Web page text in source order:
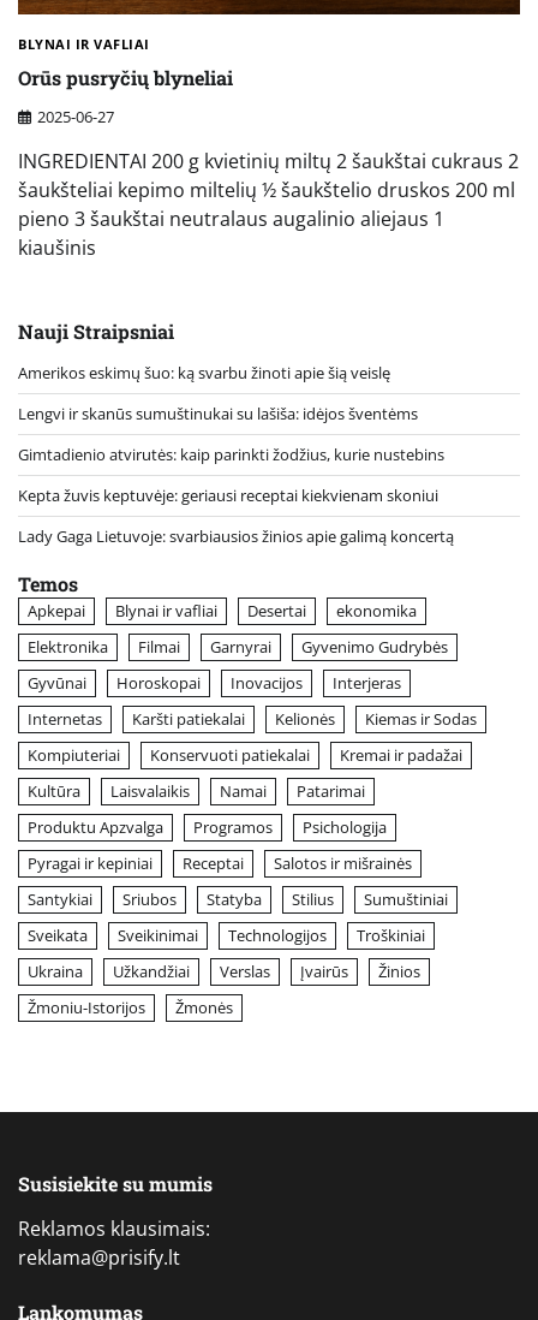
BLYNAI IR VAFLIAI
Orūs pusryčių blyneliai
2025-06-27
INGREDIENTAI 200 g kvietinių miltų 2 šaukštai cukraus 2
šaukšteliai kepimo miltelių ½ šaukštelio druskos 200 ml
pieno 3 šaukštai neutralaus augalinio aliejaus 1
kiaušinis
Nauji Straipsniai
Amerikos eskimų šuo: ką svarbu žinoti apie šią veislę
Lengvi ir skanūs sumuštinukai su lašiša: idėjos šventėms
Gimtadienio atvirutės: kaip parinkti žodžius, kurie nustebins
Kepta žuvis keptuvėje: geriausi receptai kiekvienam skoniui
Lady Gaga Lietuvoje: svarbiausios žinios apie galimą koncertą
Temos
Apkepai Blynai ir vafliai Desertai
ekonomika
Elektronika
Filmai Garnyrai
Gyvenimo Gudrybės
Gyvūnai
Horoskopai Inovacijos
Interjeras
Internetas
Karšti patiekalai Kelionės
Kiemas ir Sodas
Kompiuteriai
Konservuoti patiekalai
Kremai ir padažai
Kultūra
Laisvalaikis Namai
Patarimai
Produktu Apzvalga
Programos
Psichologija
Pyragai ir kepiniai
Receptai
Salotos ir mišrainės
Santykiai
Sriubos Statyba Stilius
Sumuštiniai
Sveikata
Sveikinimai Technologijos
Troškiniai
Ukraina
Užkandžiai Verslas Įvairūs
Žinios
Žmoniu-Istorijos
Žmonės
Susisiekite su mumis
Reklamos klausimais:
reklama@prisify.lt
Lankomumas